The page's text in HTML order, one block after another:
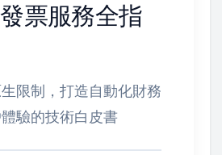
票服務全指
限制，打造自動化財務
驗的技術白皮書